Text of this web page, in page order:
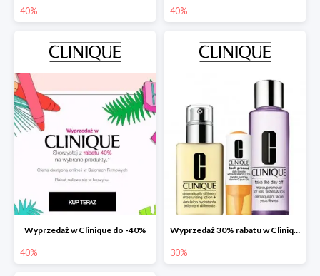
40% 40%
Wyprzedaż w Clinique do -40%
40%
Wyprzedaż 30% rabatu w Clinique
30%